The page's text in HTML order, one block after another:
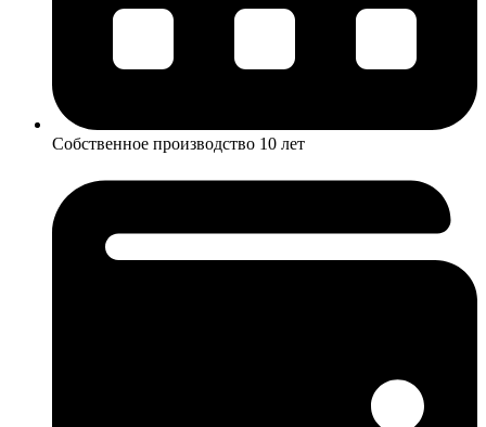
Собственное производство 10 лет